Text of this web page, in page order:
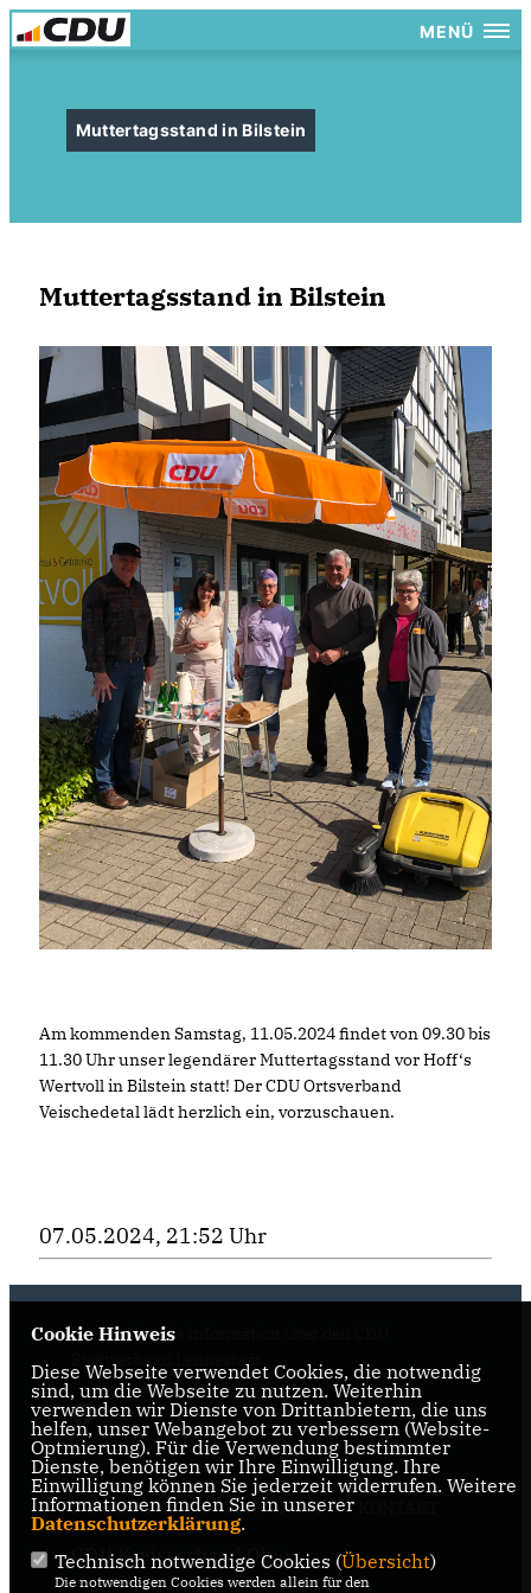
MENÜ
Muttertagsstand in Bilstein
Muttertagsstand in Bilstein
Am kommenden Samstag, 11.05.2024 findet von 09.30 bis
11.30 Uhr unser legendärer Muttertagsstand vor Hoff‘s
Wertvoll in Bilstein statt! Der CDU Ortsverband
Veischedetal lädt herzlich ein, vorzuschauen.
07.05.2024, 21:52 Uhr
Hier finden Sie Information über den CDU
Stadtverband Lennestadt
IMPRESSUM DATENSCHUTZ
CDU Kreisverband Olpe
Cookie Hinweis
Diese Webseite verwendet Cookies, die notwendig
sind, um die Webseite zu nutzen. Weiterhin
verwenden wir Dienste von Drittanbietern, die uns
helfen, unser Webangebot zu verbessern (Website-
Optmierung). Für die Verwendung bestimmter
Dienste, benötigen wir Ihre Einwilligung. Ihre
Einwilligung können Sie jederzeit widerrufen. Weitere
Informationen finden Sie in unserer
Datenschutzerklärung.
Technisch notwendige Cookies (Übersicht)
Die notwendigen Cookies werden allein für den